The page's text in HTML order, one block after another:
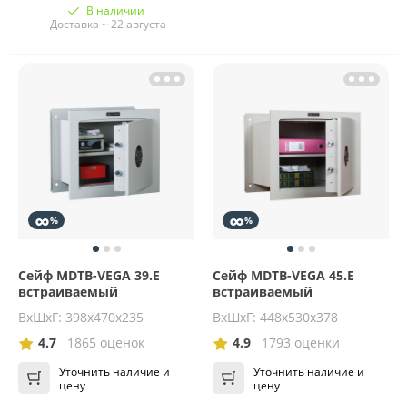
В наличии
Доставка ~ 22 августа
∞%
Сейф MDTB-VEGA 39.E
встраиваемый
ВхШхГ: 398х470х235
4.7
1865 оценок
Уточнить наличие и
цену
∞%
Сейф MDTB-VEGA 45.E
встраиваемый
ВхШхГ: 448х530х378
4.9
1793 оценки
Уточнить наличие и
цену